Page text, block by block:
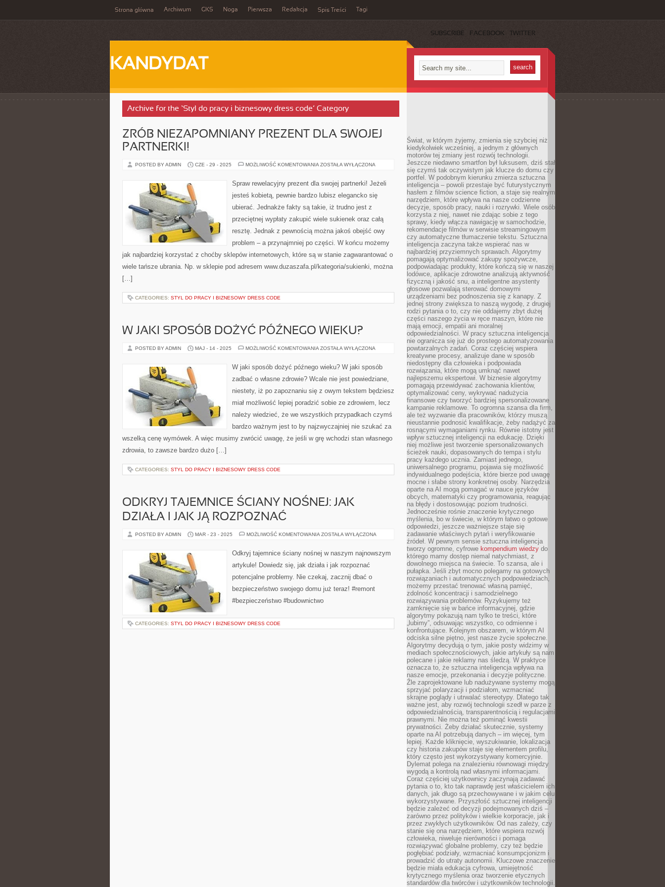
Strona główna Archiwum GKS Noga Pierwsza Redakcja Spis Treści Tagi
SUBSCRIBE FACEBOOK TWITTER
KANDYDAT
Archive for the ‘Styl do pracy i biznesowy dress code’ Category
ZRÓB NIEZAPOMNIANY PREZENT DLA SWOJEJ
PARTNERKI!
POSTED BY ADMIN CZE - 29 - 2025 MOŻLIWOŚĆ KOMENTOWANIA ZRÓB
SWOJEJ
ZOSTAŁA WYŁĄCZONA
Spraw rewelacyjny prezent dla swojej partnerki! Jeżeli
jesteś kobietą, pewnie bardzo lubisz elegancko się
ubierać. Jednakże fakty są takie, iż trudno jest z
przeciętnej wypłaty zakupić wiele sukienek oraz całą
resztę. Jednak z pewnością można jakoś obejść owy
problem – a przynajmniej po części. W końcu możemy
jak najbardziej korzystać z choćby sklepów internetowych, które są w stanie zagwarantować o
wiele tańsze ubrania. Np. w sklepie pod adresem www.duzaszafa.pl/kategoria/sukienki, można
[…]
CATEGORIES: STYL DO PRACY I BIZNESOWY DRESS CODE
W JAKI SPOSÓB DOŻYĆ PÓŹNEGO WIEKU?
POSTED BY ADMIN MAJ - 14 - 2025 MOŻLIWOŚĆ KOMENTOWANIA W
DOŻYĆ
PÓŹNEGO
ZOSTAŁA WYŁĄCZONA
W jaki sposób dożyć późnego wieku? W jaki sposób
zadbać o własne zdrowie? Wcale nie jest powiedziane,
niestety, iż po zapoznaniu się z owym tekstem będziesz
miał możliwość lepiej poradzić sobie ze zdrowiem, lecz
należy wiedzieć, że we wszystkich przypadkach czymś
bardzo ważnym jest to by najzwyczajniej nie szukać za
wszelką cenę wymówek. A więc musimy zwrócić uwagę, że jeśli w grę wchodzi stan własnego
zdrowia, to zawsze bardzo dużo […]
CATEGORIES: STYL DO PRACY I BIZNESOWY DRESS CODE
ODKRYJ TAJEMNICE ŚCIANY NOŚNEJ: JAK
DZIAŁA I JAK JĄ ROZPOZNAĆ
POSTED BY ADMIN MAR - 23 - 2025 MOŻLIWOŚĆ KOMENTOWANIA ODKRYJ
NOŚNEJ:
JAK
I
JĄ
ZOSTAŁA WYŁĄCZONA
Odkryj tajemnice ściany nośnej w naszym najnowszym
artykule! Dowiedz się, jak działa i jak rozpoznać
potencjalne problemy. Nie czekaj, zacznij dbać o
bezpieczeństwo swojego domu już teraz! #remont
#bezpieczeństwo #budownictwo
CATEGORIES: STYL DO PRACY I BIZNESOWY DRESS CODE
Świat, w którym żyjemy, zmienia się szybciej niż
kiedykolwiek wcześniej, a jednym z głównych
motorów tej zmiany jest rozwój technologii.
Jeszcze niedawno smartfon był luksusem, dziś stał
się czymś tak oczywistym jak klucze do domu czy
portfel. W podobnym kierunku zmierza sztuczna
inteligencja – powoli przestaje być futurystycznym
hasłem z filmów science fiction, a staje się realnym
narzędziem, które wpływa na nasze codzienne
decyzje, sposób pracy, nauki i rozrywki. Wiele osób
korzysta z niej, nawet nie zdając sobie z tego
sprawy, kiedy włącza nawigację w samochodzie,
rekomendacje filmów w serwisie streamingowym
czy automatyczne tłumaczenie tekstu. Sztuczna
inteligencja zaczyna także wspierać nas w
najbardziej przyziemnych sprawach. Algorytmy
pomagają optymalizować zakupy spożywcze,
podpowiadając produkty, które kończą się w naszej
lodówce, aplikacje zdrowotne analizują aktywność
fizyczną i jakość snu, a inteligentne asystenty
głosowe pozwalają sterować domowymi
urządzeniami bez podnoszenia się z kanapy. Z
jednej strony zwiększa to naszą wygodę, z drugiej
rodzi pytania o to, czy nie oddajemy zbyt dużej
części naszego życia w ręce maszyn, które nie
mają emocji, empatii ani moralnej
odpowiedzialności. W pracy sztuczna inteligencja
nie ogranicza się już do prostego automatyzowania
powtarzalnych zadań. Coraz częściej wspiera
kreatywne procesy, analizuje dane w sposób
niedostępny dla człowieka i podpowiada
rozwiązania, które mogą umknąć nawet
najlepszemu ekspertowi. W biznesie algorytmy
pomagają przewidywać zachowania klientów,
optymalizować ceny, wykrywać nadużycia
finansowe czy tworzyć bardziej spersonalizowane
kampanie reklamowe. To ogromna szansa dla firm,
ale też wyzwanie dla pracowników, którzy muszą
nieustannie podnosić kwalifikacje, żeby nadążyć za
rosnącymi wymaganiami rynku. Równie istotny jest
wpływ sztucznej inteligencji na edukację. Dzięki
niej możliwe jest tworzenie spersonalizowanych
ścieżek nauki, dopasowanych do tempa i stylu
pracy każdego ucznia. Zamiast jednego,
uniwersalnego programu, pojawia się możliwość
indywidualnego podejścia, które bierze pod uwagę
mocne i słabe strony konkretnej osoby. Narzędzia
oparte na AI mogą pomagać w nauce języków
obcych, matematyki czy programowania, reagując
na błędy i dostosowując poziom trudności.
Jednocześnie rośnie znaczenie krytycznego
myślenia, bo w świecie, w którym łatwo o gotowe
odpowiedzi, jeszcze ważniejsze staje się
zadawanie właściwych pytań i weryfikowanie
źródeł. W pewnym sensie sztuczna inteligencja
tworzy ogromne, cyfrowe kompendium wiedzy do
którego mamy dostęp niemal natychmiast, z
dowolnego miejsca na świecie. To szansa, ale i
pułapka. Jeśli zbyt mocno polegamy na gotowych
rozwiązaniach i automatycznych podpowiedziach,
możemy przestać trenować własną pamięć,
zdolność koncentracji i samodzielnego
rozwiązywania problemów. Ryzykujemy też
zamknięcie się w bańce informacyjnej, gdzie
algorytmy pokazują nam tylko te treści, które
„lubimy”, odsuwając wszystko, co odmienne i
konfrontujące. Kolejnym obszarem, w którym AI
odciska silne piętno, jest nasze życie społeczne.
Algorytmy decydują o tym, jakie posty widzimy w
mediach społecznościowych, jakie artykuły są nam
polecane i jakie reklamy nas śledzą. W praktyce
oznacza to, że sztuczna inteligencja wpływa na
nasze emocje, przekonania i decyzje polityczne.
Źle zaprojektowane lub nadużywane systemy mogą
sprzyjać polaryzacji i podziałom, wzmacniać
skrajne poglądy i utrwalać stereotypy. Dlatego tak
ważne jest, aby rozwój technologii szedł w parze z
odpowiedzialnością, transparentnością i regulacjami
prawnymi. Nie można też pominąć kwestii
prywatności. Żeby działać skutecznie, systemy
oparte na AI potrzebują danych – im więcej, tym
lepiej. Każde kliknięcie, wyszukiwanie, lokalizacja
czy historia zakupów staje się elementem profilu,
który często jest wykorzystywany komercyjnie.
Dylemat polega na znalezieniu równowagi między
wygodą a kontrolą nad własnymi informacjami.
Coraz częściej użytkownicy zaczynają zadawać
pytania o to, kto tak naprawdę jest właścicielem ich
danych, jak długo są przechowywane i w jakim celu
wykorzystywane. Przyszłość sztucznej inteligencji
będzie zależeć od decyzji podejmowanych dziś –
zarówno przez polityków i wielkie korporacje, jak i
przez zwykłych użytkowników. Od nas zależy, czy
stanie się ona narzędziem, które wspiera rozwój
człowieka, niweluje nierówności i pomaga
rozwiązywać globalne problemy, czy też będzie
pogłębiać podziały, wzmacniać konsumpcjonizm i
prowadzić do utraty autonomii. Kluczowe znaczenie
będzie miała edukacja cyfrowa, umiejętność
krytycznego myślenia oraz tworzenie etycznych
standardów dla twórców i użytkowników technologii.